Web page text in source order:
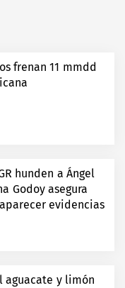
frenan 11 mmdd
hunden a Ángel
Godoy asegura
evidencias
aguacate y limón